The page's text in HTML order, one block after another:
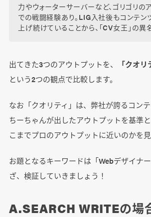
力やウォーターサーバーなど、ゴリゴリの
での戦闘経験あり。LIG入社後もコンテン
上げ続けていることから、「CV女王」の異
出てきた3つのアウトプットを、
「クオ
という2つの観点で比較します。
なお「クオリティ」は、弊社が誇るコンテ
ちーちゃんが出したアウトプットを基準
こまでプロのアウトプットに近いのかを見
お題となるキーワードは「Webデザイナ
ざ、検証していきましょう！
A.SEARCH WRITEの場